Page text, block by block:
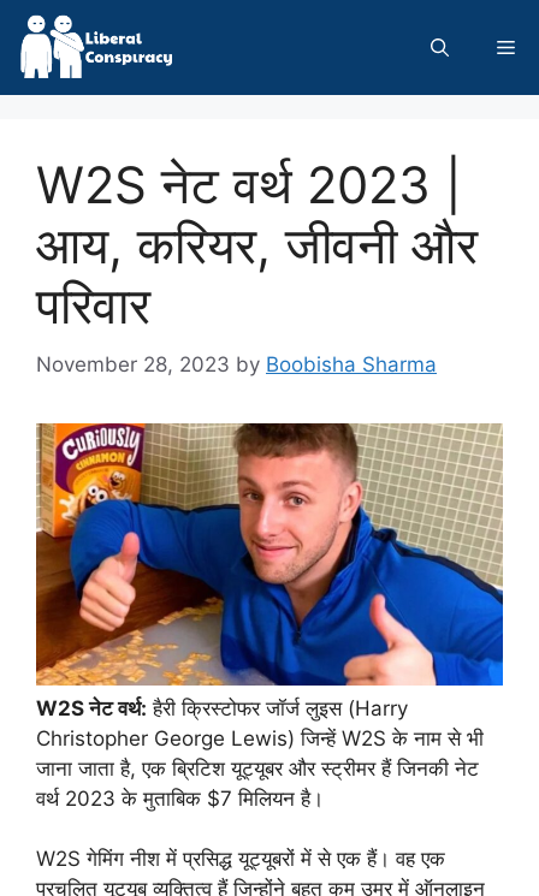
Skip
content
W2S नेट वर्थ 2023 |
आय, करियर, जीवनी और
परिवार
November 28, 2023 by Boobisha Sharma
W2S नेट वर्थ: हैरी क्रिस्टोफर जॉर्ज लुइस (Harry
Christopher George Lewis) जिन्हें W2S के नाम से भी
जाना जाता है, एक ब्रिटिश यूट्यूबर और स्ट्रीमर हैं जिनकी नेट
वर्थ 2023 के मुताबिक $7 मिलियन है।
W2S गेमिंग नीश में प्रसिद्ध यूट्यूबरों में से एक हैं। वह एक
प्रचलित यूट्यूब व्यक्तित्व हैं जिन्होंने बहुत कम उम्र में ऑनलाइन